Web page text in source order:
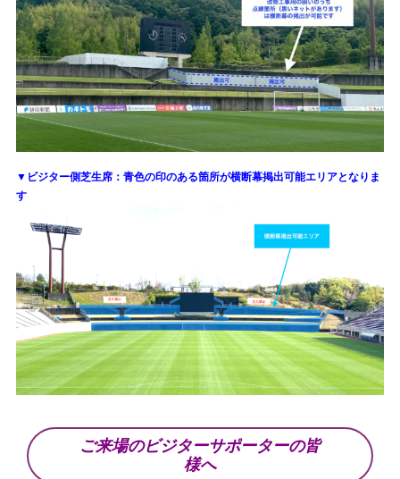
▼ ビジター側芝生席：青色の印のある箇所が横断幕掲出可能エリアとなりま
す
ご来場のビジターサポーターの皆
様へ